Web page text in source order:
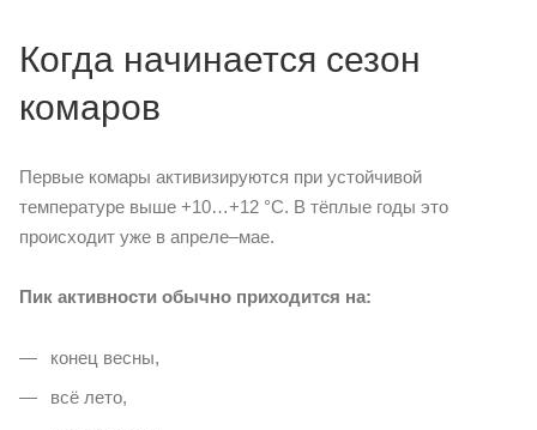
Когда начинается сезон
комаров
Первые комары активизируются при устойчивой
температуре выше +10…+12 °C. В тёплые годы это
происходит уже в апреле–мае.
Пик активности обычно приходится на:
конец весны,
всё лето,